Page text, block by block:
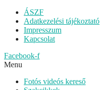
ÁSZF
Adatkezelési tájékoztató
Impresszum
Kapcsolat
Facebook-f
Menu
Fotós videós kereső